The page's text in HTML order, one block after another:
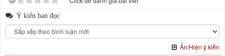
Ý kiến bạn đọc
Ẩn/Hiện ý kiến